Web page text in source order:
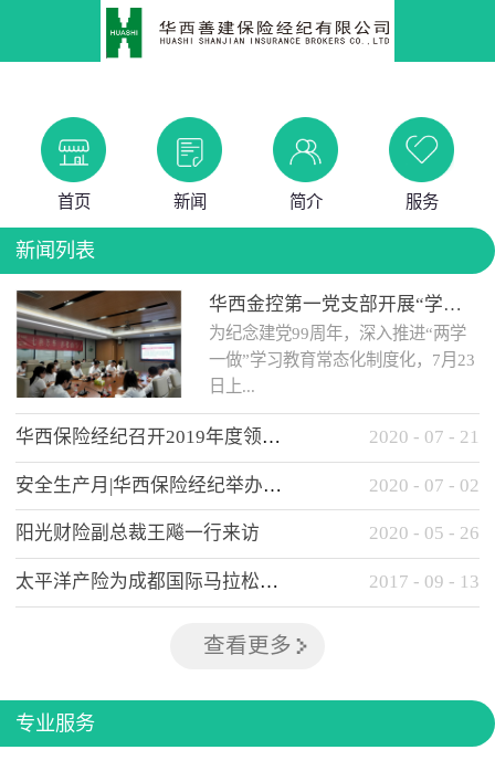
首页 新闻 简介 服务
新闻列表
华西金控第一党支部开展“学党史 知党情 做合格党员”主题教育工作会
为纪念建党99周年，深入推进“两学
一做”学习教育常态化制度化，7月23
日上...
午，华西金控第一党支部举办了“学
党史、知党情、...
华西保险经纪召开2019年度领导班子述职考核工作会 2020 - 07 - 21
安全生产月|华西保险经纪举办应急消防安全知识培训 2020 - 07 - 02
阳光财险副总裁王飚一行来访 2020 - 05 - 26
太平洋产险为成都国际马拉松提供全方位保险保障 2017 - 09 - 13
查看更多
专业服务